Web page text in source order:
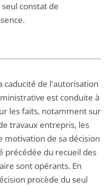
constat de
caducité de l'autorisation
est conduite à
les faits, notamment sur
travaux entrepris, les
de sa décision
précédée du recueil des
sont opérants. En
procède du seul